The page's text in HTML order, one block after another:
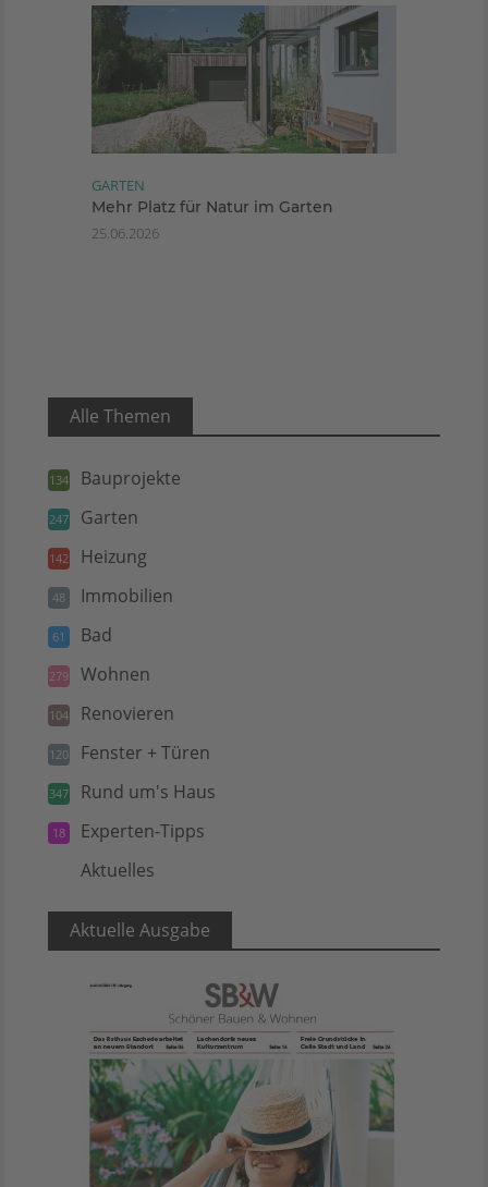
GARTEN
Mehr Platz für Natur im Garten
25.06.2026
Alle Themen
134 Bauprojekte
247 Garten
142 Heizung
48 Immobilien
61 Bad
279 Wohnen
104 Renovieren
120 Fenster + Türen
347 Rund um's Haus
18 Experten-Tipps
Aktuelles
Aktuelle Ausgabe